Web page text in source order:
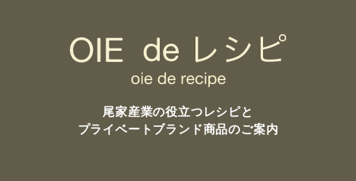
尾家産業の役立つレシピと
プライベートブランド商品のご案内